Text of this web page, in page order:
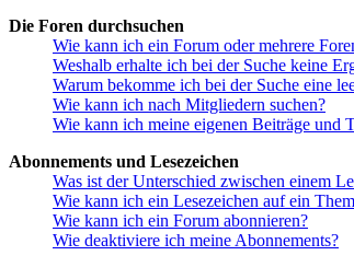
Die Foren durchsuchen
Wie kann ich ein Forum oder mehrere
Weshalb erhalte ich bei der Suche keine
Warum bekomme ich bei der Suche eine
Wie kann ich nach Mitgliedern suchen?
Wie kann ich meine eigenen Beiträge und
Abonnements und Lesezeichen
Was ist der Unterschied zwischen einem
Wie kann ich ein Lesezeichen auf ein
Wie kann ich ein Forum abonnieren?
Wie deaktiviere ich meine Abonnements?